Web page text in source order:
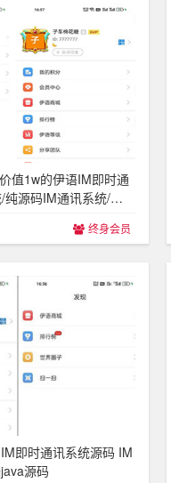
值1w的伊语IM即时通
源码IM通讯系统/带
终身会员
即时通讯系统源码 IM
源码